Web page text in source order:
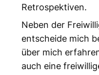
Retrospektiven.
Neben der
entscheide mich
über mich
auch eine